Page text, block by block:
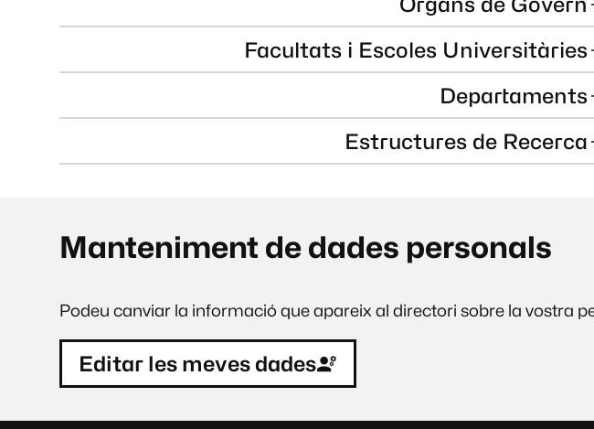
Facultats i Escoles Universitàries
Departaments
Estructures de Recerca
Manteniment de dades personals
Podeu canviar la informació que apareix al directori sobre la vostra
Editar les meves dades